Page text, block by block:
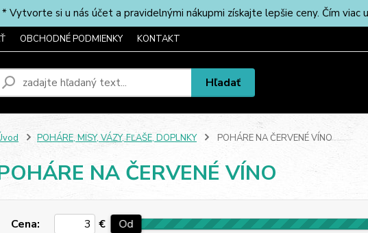
* Vytvorte si u nás účet a pravidelnými nákupmi získajte lepšie ceny. Čím
OBCHODNÉ PODMIENKY KONTAKT
Hľadať
POHÁRE, MISY, VÁZY, FĽAŠE, DOPLNKY POHÁRE NA ČERVENÉ VÍNO
NA ČERVENÉ VÍNO
Cena: € Od